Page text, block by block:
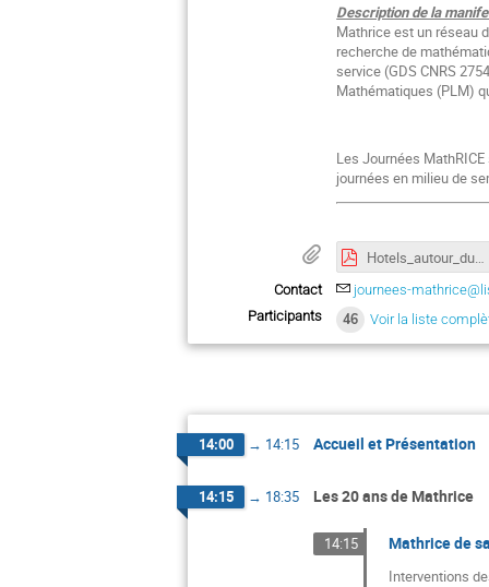
Description de la
Mathrice est un réseau
recherche de
service (GDS CNRS
Mathématiques (PLM)
Les Journées
journées en milieu de
Hotels_autour_du_site.pdf
Contact
journees-
Participants
46 Voir la liste
14:00 → 14:15 Accueil et Présentation
14:15 → 18:35 Les 20 ans de Mathrice
14:15 Mathrice de
Interventions